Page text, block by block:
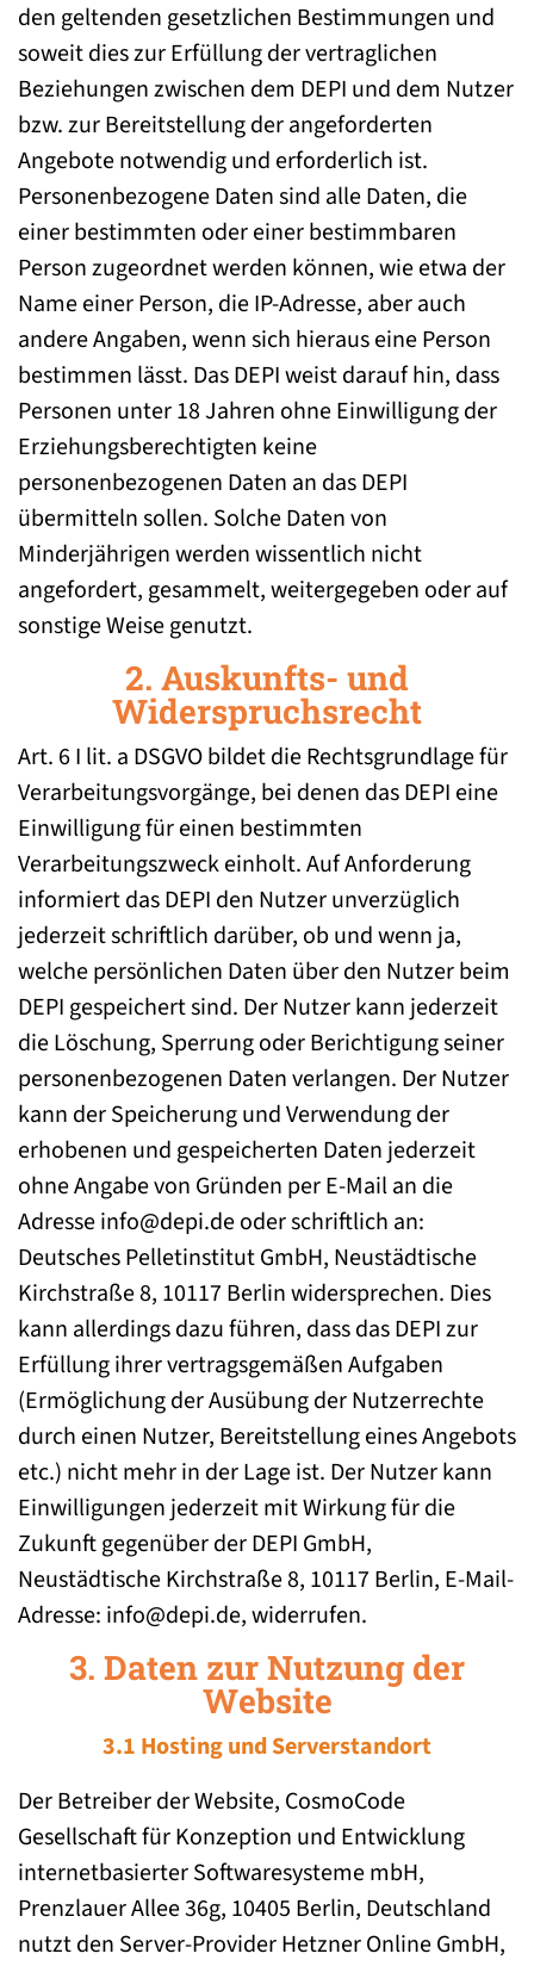
den geltenden gesetzlichen Bestimmungen und
soweit dies zur Erfüllung der vertraglichen
Beziehungen zwischen dem DEPI und dem Nutzer
bzw. zur Bereitstellung der angeforderten
Angebote notwendig und erforderlich ist.
Personenbezogene Daten sind alle Daten, die
einer bestimmten oder einer bestimmbaren
Person zugeordnet werden können, wie etwa der
Name einer Person, die IP-Adresse, aber auch
andere Angaben, wenn sich hieraus eine Person
bestimmen lässt. Das DEPI weist darauf hin, dass
Personen unter 18 Jahren ohne Einwilligung der
Erziehungsberechtigten keine
personenbezogenen Daten an das DEPI
übermitteln sollen. Solche Daten von
Minderjährigen werden wissentlich nicht
angefordert, gesammelt, weitergegeben oder auf
sonstige Weise genutzt.
2. Auskunfts- und
Widerspruchsrecht
Art. 6 I lit. a DSGVO bildet die Rechtsgrundlage für
Verarbeitungsvorgänge, bei denen das DEPI eine
Einwilligung für einen bestimmten
Verarbeitungszweck einholt. Auf Anforderung
informiert das DEPI den Nutzer unverzüglich
jederzeit schriftlich darüber, ob und wenn ja,
welche persönlichen Daten über den Nutzer beim
DEPI gespeichert sind. Der Nutzer kann jederzeit
die Löschung, Sperrung oder Berichtigung seiner
personenbezogenen Daten verlangen. Der Nutzer
kann der Speicherung und Verwendung der
erhobenen und gespeicherten Daten jederzeit
ohne Angabe von Gründen per E-Mail an die
Adresse info@depi.de oder schriftlich an:
Deutsches Pelletinstitut GmbH, Neustädtische
Kirchstraße 8, 10117 Berlin widersprechen. Dies
kann allerdings dazu führen, dass das DEPI zur
Erfüllung ihrer vertragsgemäßen Aufgaben
(Ermöglichung der Ausübung der Nutzerrechte
durch einen Nutzer, Bereitstellung eines Angebots
etc.) nicht mehr in der Lage ist. Der Nutzer kann
Einwilligungen jederzeit mit Wirkung für die
Zukunft gegenüber der DEPI GmbH,
Neustädtische Kirchstraße 8, 10117 Berlin, E-Mail-
Adresse: info@depi.de, widerrufen.
3. Daten zur Nutzung der
Website
3.1 Hosting und Serverstandort
Der Betreiber der Website, CosmoCode
Gesellschaft für Konzeption und Entwicklung
internetbasierter Softwaresysteme mbH,
Prenzlauer Allee 36g, 10405 Berlin, Deutschland
nutzt den Server-Provider Hetzner Online GmbH,